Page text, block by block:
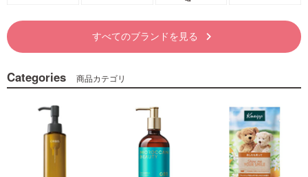
すべてのブランドを見る keyboard_arrow_right
Categories 商品カテゴリ